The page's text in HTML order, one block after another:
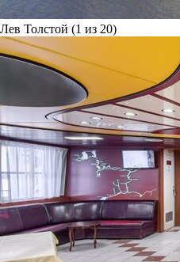
Лев Толстой (1 из 20)